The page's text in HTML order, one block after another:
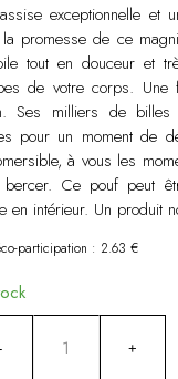
exceptionnelle et
la promesse de ce
tout en douceur et
de votre corps.
Ses milliers de
pour un moment de
à vous les
bercer. Ce pouf peut
en intérieur. Un produit
participation : 2.63 €